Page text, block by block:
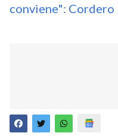
conviene": Cordero